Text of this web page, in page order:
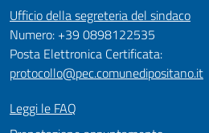
Ufficio della segreteria del sindaco
Numero: +39 0898122535
Posta Elettronica Certificata:
protocollo@pec.comunedipositano.it
Leggi le FAQ